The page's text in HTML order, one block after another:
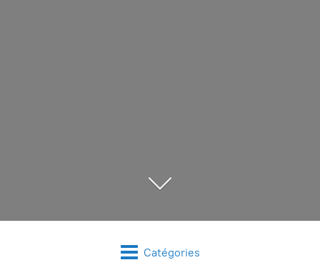
Catégories